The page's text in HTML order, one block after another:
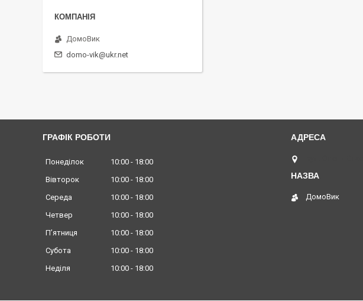
ДомоВик
domo-vik@ukr.net
ГРАФІК РОБОТИ
Понеділок 10:00
18:00
Вівторок
10:00
18:00
Середа
10:00
18:00
Четвер
10:00
18:00
Пʼятниця
10:00
18:00
Субота
10:00
18:00
Неділя
10:00 18:00
ДомоВик